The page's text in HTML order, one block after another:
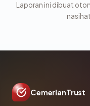
Laporan ini dibuat
CemerlanTrust